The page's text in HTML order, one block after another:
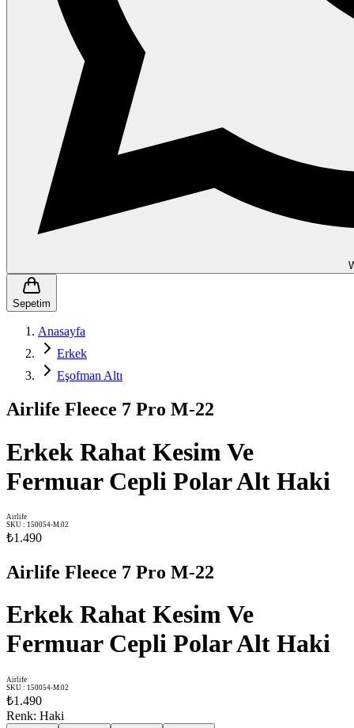
Sepetim
Anasayfa
Erkek
Eşofman Altı
Airlife Fleece 7 Pro M-22
Erkek Rahat Kesim Ve
Fermuar Cepli Polar Alt Haki
Airlife
SKU : 150054-M.02
₺1.490
Airlife Fleece 7 Pro M-22
Erkek Rahat Kesim Ve
Fermuar Cepli Polar Alt Haki
Airlife
SKU : 150054-M.02
₺1.490
Renk: Haki